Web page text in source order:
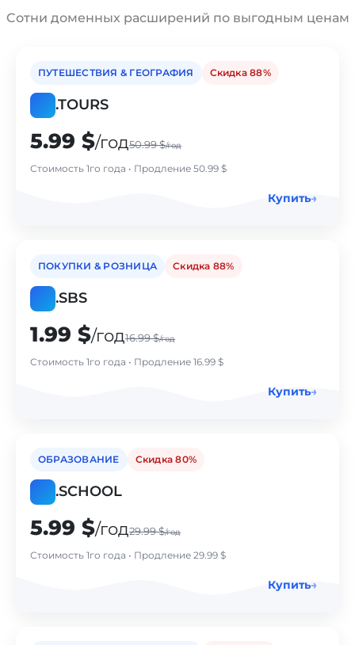
Cотни доменных расширений по выгодным ценам
ПУТЕШЕСТВИЯ & ГЕОГРАФИЯ Cкидка 88%
.TOURS
5.99 $/год50.99 $/год
Стоимость 1го года • Продление 50.99 $
Купить→
ПОКУПКИ & РОЗНИЦА Cкидка 88%
.SBS
1.99 $/год16.99 $/год
Стоимость 1го года • Продление 16.99 $
Купить→
ОБРАЗОВАНИЕ Cкидка 80%
.SCHOOL
5.99 $/год29.99 $/год
Стоимость 1го года • Продление 29.99 $
Купить→